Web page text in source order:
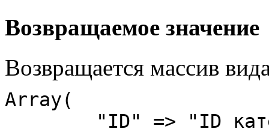
Возвращаемое значение
Возвращается массив
Array(